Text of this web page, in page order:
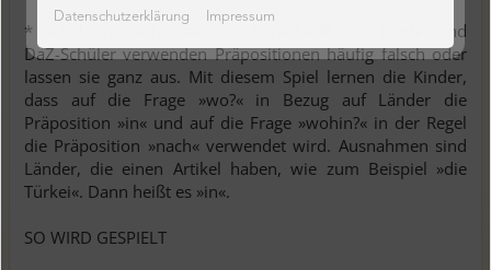
* »Ich fahre nach Türkei.« – Sprachauffällige Kinder und
DaZ-Schüler verwenden Präpositionen häufig falsch oder
lassen sie ganz aus. Mit diesem Spiel lernen die Kinder,
dass auf die Frage »wo?« in Bezug auf Länder die
Präposition »in« und auf die Frage »wohin?« in der Regel
die Präposition »nach« verwendet wird. Ausnahmen sind
Länder, die einen Artikel haben, wie zum Beispiel »die
Türkei«. Dann heißt es »in«.
SO WIRD GESPIELT
Datenschutzerklärung Impressum